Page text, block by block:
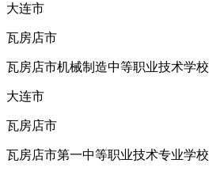
大连市
瓦房店市
瓦房店市机械制造中等职业技术学校
大连市
瓦房店市
瓦房店市第一中等职业技术专业学校